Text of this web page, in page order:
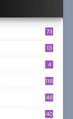
73
13
4
116
46
40